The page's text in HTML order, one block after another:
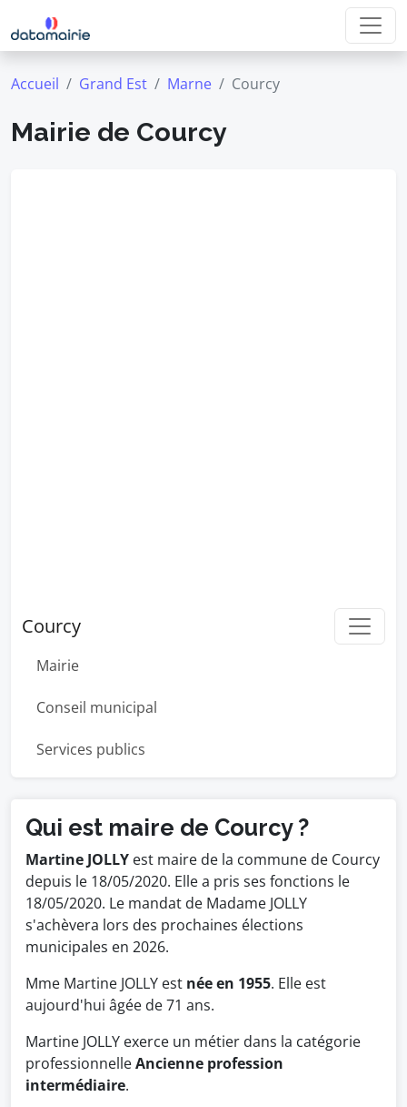
Accueil Grand Est Marne Courcy
Mairie de Courcy
Courcy
Mairie
Conseil municipal
Services publics
Qui est maire de Courcy ?
Martine JOLLY est maire de la commune de Courcy
depuis le 18/05/2020. Elle a pris ses fonctions le
18/05/2020. Le mandat de Madame JOLLY
s'achèvera lors des prochaines élections
municipales en 2026.
Mme Martine JOLLY est née en 1955. Elle est
aujourd'hui âgée de 71 ans.
Martine JOLLY exerce un métier dans la catégorie
professionnelleAncienne profession
intermédiaire.